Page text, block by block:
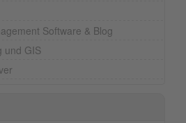
Software & Blog
und GIS